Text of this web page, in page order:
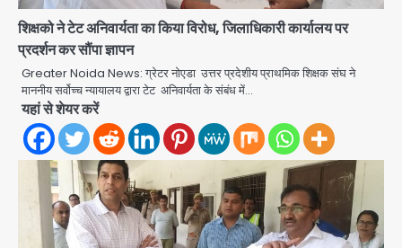
शिक्षको ने टेट अनिवार्यता का किया विरोध, जिलाधिकारी कार्यालय पर
प्रदर्शन कर सौंपा ज्ञापन
Greater Noida News: ग्रेटर नोएडा उत्तर प्रदेशीय प्राथमिक शिक्षक संघ ने
माननीय सर्वोच्च न्यायालय द्वारा टेट अनिवार्यता के संबंध में…
यहां से शेयर करें